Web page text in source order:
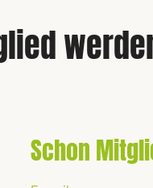
Schon